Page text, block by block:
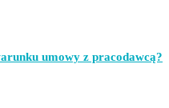
umowy z pracodawcą?